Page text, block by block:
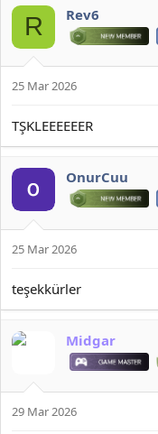
JOYMAX PK2
2026
R Rev6
25 Mar 2026
TŞKLEEEEEER
OnurCuu
25 Mar 2026
teşekkürler
Midgar
29 Mar 2026